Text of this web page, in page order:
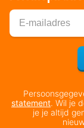
statement. Wil je
je je altijd